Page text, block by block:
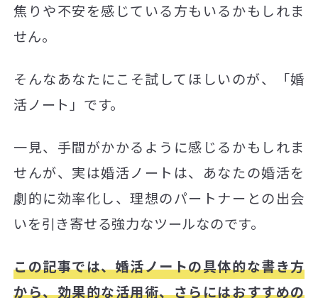
焦りや不安を感じている方もいるかもしれま
せん。
そんなあなたにこそ試してほしいのが、「婚
活ノート」です。
一見、手間がかかるように感じるかもしれま
せんが、実は婚活ノートは、あなたの婚活を
劇的に効率化し、理想のパートナーとの出会
いを引き寄せる強力なツールなのです。
この記事では、婚活ノートの具体的な書き方
から、効果的な活用術、さらにはおすすめの